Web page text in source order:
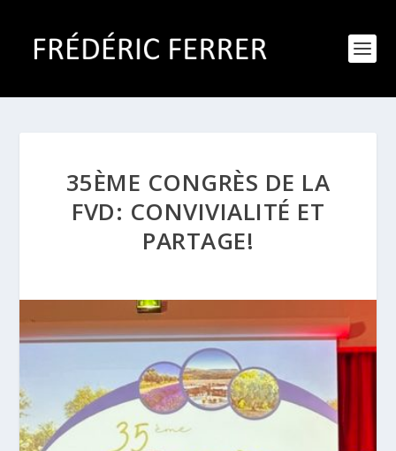
35ÈME CONGRÈS DE LA
FVD: CONVIVIALITÉ ET
PARTAGE!